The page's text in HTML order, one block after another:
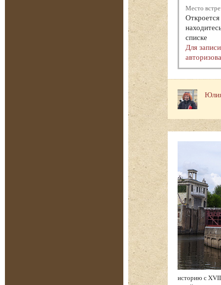
Место
списке
Для
историю с